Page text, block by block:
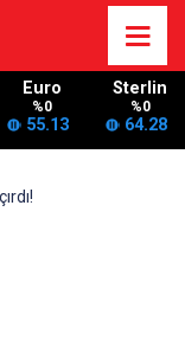
Euro
%0
55.13
Sterlin
%0
64.28